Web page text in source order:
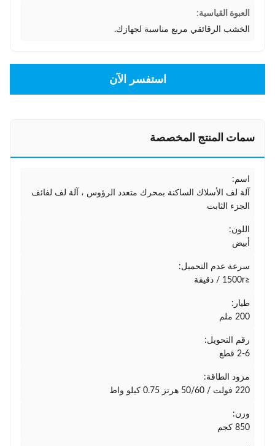
العبوة القياسية:
الخشب الرقائقي مربع مناسبة لجهازك.
استفسر الآن
سمات المنتج المخصصة
اسم:
آلة لف الأسلاك الساكنة بمحرك متعدد الرؤوس ، آلة لف لفائف
الجزء الثابت
اللون:
أبيض
سرعة عدم التحميل:
≤1500r / دقيقة
طيار:
200 ملم
رقم التحويل:
2-6 قطع
مزود الطاقة:
220 فولت / 50/60 هرتز 0.75 كيلو واط
وزن:
850 كجم